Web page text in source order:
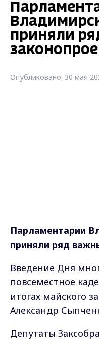
приняли
Опубликовано: 30 мая
Парламентарии
приняли ряд
Введение Дня
повсеместное
итогах майского
Александр
Депутаты